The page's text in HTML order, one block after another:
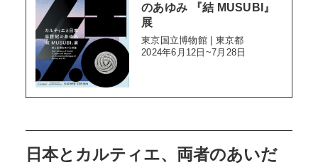
のあゆみ 『結 MUSUBI』
展
東京国立博物館 | 東京都
2024年6月12日~7月28日
日本とカルティエ、両者のあいだ